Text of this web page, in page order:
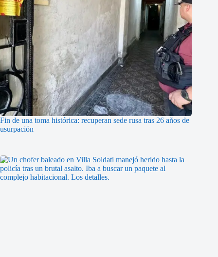
Fin de una toma histórica: recuperan sede rusa tras 26 años de
usurpación